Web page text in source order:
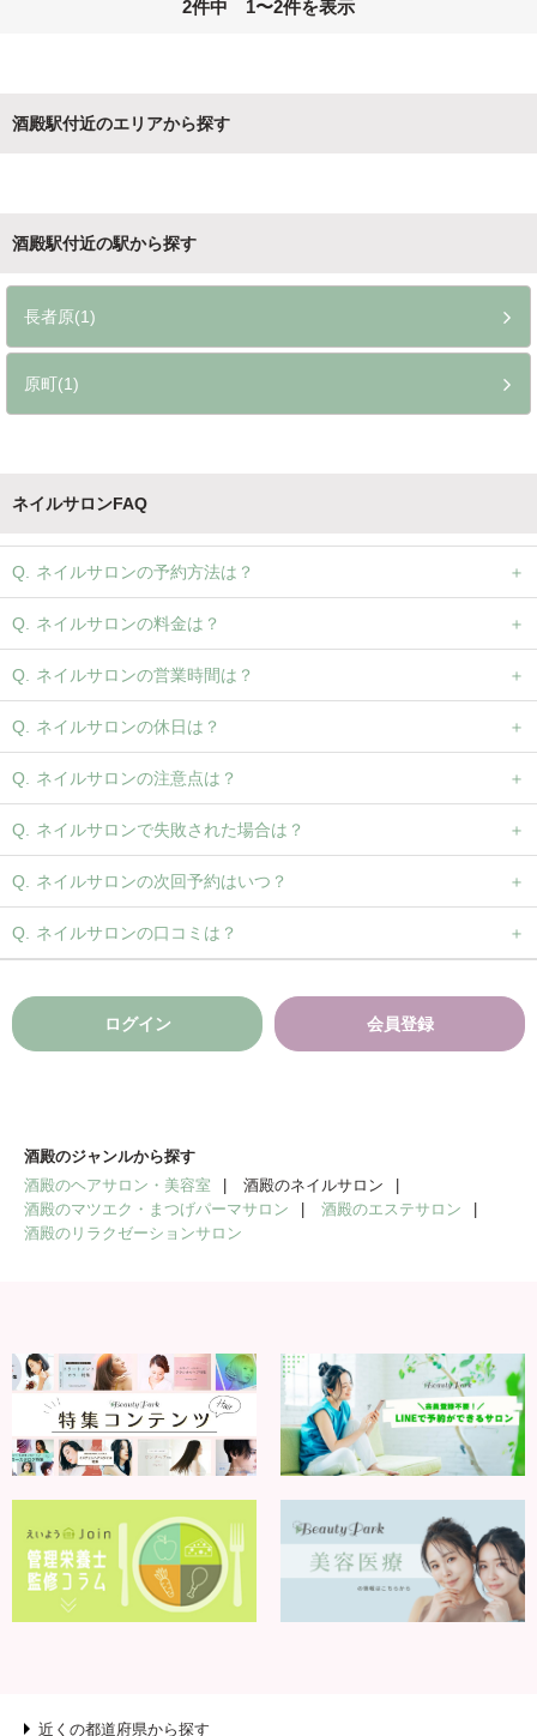
2件中 1〜2件を表示
酒殿駅付近のエリアから探す
酒殿駅付近の駅から探す
長者原(1)
原町(1)
ネイルサロンFAQ
ネイルサロンの予約方法は？
ネイルサロンの料金は？
ネイルサロンの営業時間は？
ネイルサロンの休日は？
ネイルサロンの注意点は？
ネイルサロンで失敗された場合は？
ネイルサロンの次回予約はいつ？
ネイルサロンの口コミは？
ログイン 会員登録
酒殿のジャンルから探す
酒殿のヘアサロン・美容室
酒殿のネイルサロン
酒殿のマツエク・まつげパーマサロン
酒殿のエステサロン
酒殿のリラクゼーションサロン
近くの都道府県から探す